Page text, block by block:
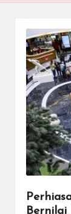
Bernilai